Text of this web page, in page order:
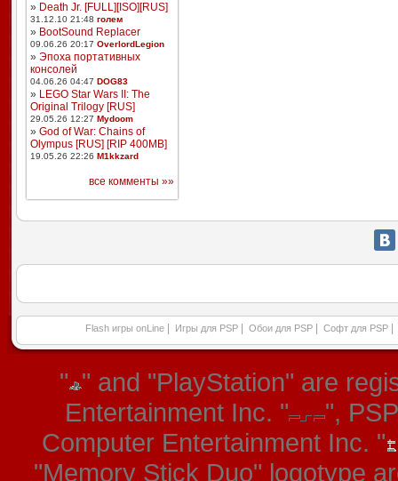
» Death Jr. [FULL][ISO][RUS]
31.12.10 21:48 голем
» BootSound Replacer
09.06.26 20:17 OverlordLegion
» Эпоха портативных
консолей
04.06.26 04:47 DOG83
» LEGO Star Wars II: The
Original Trilogy [RUS]
29.05.26 12:27 Mydoom
» God of War: Chains of
Olympus [RUS] [RIP 400MB]
19.05.26 22:26 M1kkzard
все комменты »»
Flash игры onLine Игры для PSP Обои для PSP Софт для PSP
" " and "PlayStation" are
Entertainment Inc. "
",
Computer Entertainment Inc. "
"Memory Stick Duo" logotype